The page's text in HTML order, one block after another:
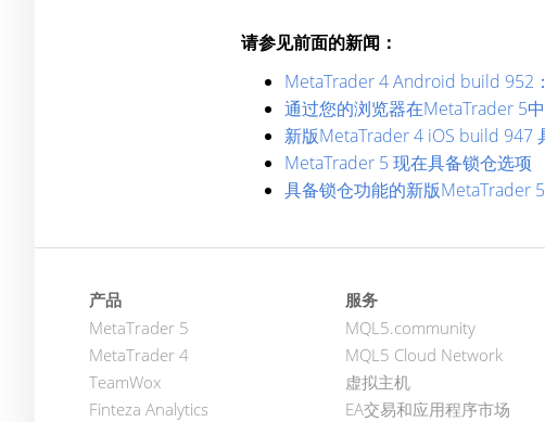
请参见前面的新闻：
MetaTrader 4 Android build 952
通过您的浏览器在MetaTrader 5
新版MetaTrader 4 iOS build 947
MetaTrader 5 现在具备锁仓选项
具备锁仓功能的新版MetaTrader
产品
MetaTrader 5
MetaTrader 4
TeamWox
Finteza Analytics
服务
MQL5.community
MQL5 Cloud Network
虚拟主机
EA交易和应用程序市场